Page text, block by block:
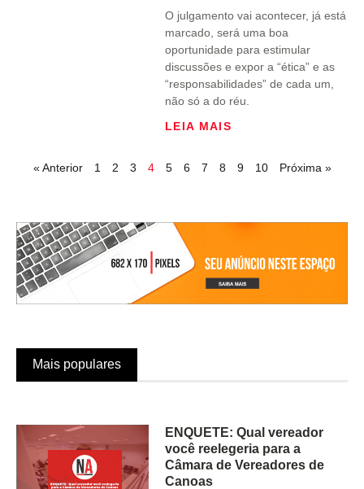
O julgamento vai acontecer, já está
marcado, será uma boa
oportunidade para estimular
discussões e expor a “ética” e as
“responsabilidades” de cada um,
não só a do réu.
LEIA MAIS
« Anterior 1 2 3 4 5 6 7 8 9 10 Próxima »
Mais populares
ENQUETE: Qual vereador
você reelegeria para a
Câmara de Vereadores de
Canoas